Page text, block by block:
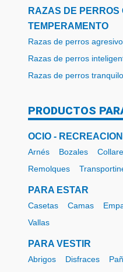
RAZAS DE PERROS
TEMPERAMENTO
Razas de perros
Razas de perros
Razas de perros
PRODUCTOS
OCIO - RECREACION
Arnés Bozales
Remolques
PARA ESTAR
Casetas Camas
Vallas
PARA VESTIR
Abrigos Disfraces